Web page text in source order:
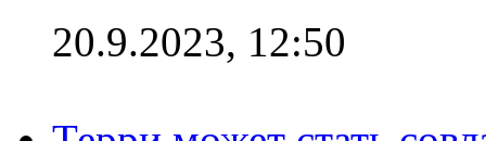
20.9.2023, 12:50